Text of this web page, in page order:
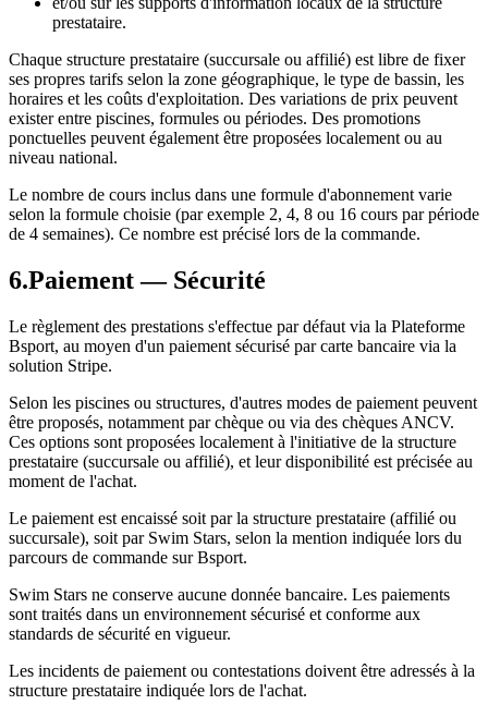
prestataire.
Chaque structure prestataire (succursale ou affilié) est libre de fixer
ses propres tarifs selon la zone géographique, le type de bassin, les
horaires et les coûts d'exploitation. Des variations de prix peuvent
exister entre piscines, formules ou périodes. Des promotions
ponctuelles peuvent également être proposées localement ou au
niveau national.
Le nombre de cours inclus dans une formule d'abonnement varie
selon la formule choisie (par exemple 2, 4, 8 ou 16 cours par période
de 4 semaines). Ce nombre est précisé lors de la commande.
6.Paiement — Sécurité
Le règlement des prestations s'effectue par défaut via la Plateforme
Bsport, au moyen d'un paiement sécurisé par carte bancaire via la
solution Stripe.
Selon les piscines ou structures, d'autres modes de paiement peuvent
être proposés, notamment par chèque ou via des chèques ANCV.
Ces options sont proposées localement à l'initiative de la structure
prestataire (succursale ou affilié), et leur disponibilité est précisée au
moment de l'achat.
Le paiement est encaissé soit par la structure prestataire (affilié ou
succursale), soit par Swim Stars, selon la mention indiquée lors du
parcours de commande sur Bsport.
Swim Stars ne conserve aucune donnée bancaire. Les paiements
sont traités dans un environnement sécurisé et conforme aux
standards de sécurité en vigueur.
Les incidents de paiement ou contestations doivent être adressés à la
structure prestataire indiquée lors de l'achat.